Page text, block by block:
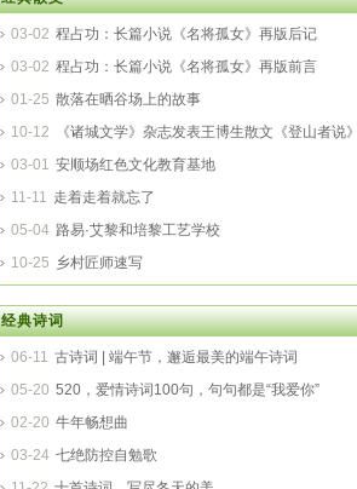
03-02 程占功：长篇小说《名将孤女》再版后记
03-02 程占功：长篇小说《名将孤女》再版前言
01-25 散落在晒谷场上的故事
10-12
《诸城文学》杂志发表王博生散文《登山者说》
03-01 安顺场红色文化教育基地
11-11 走着走着就忘了
05-04 路易·艾黎和培黎工艺学校
10-25 乡村匠师速写
经典诗词
06-11 古诗词 | 端午节，邂逅最美的端午诗词
05-20 520，爱情诗词100句，句句都是“我爱你”
02-20 牛年畅想曲
03-24 七绝防控自勉歌